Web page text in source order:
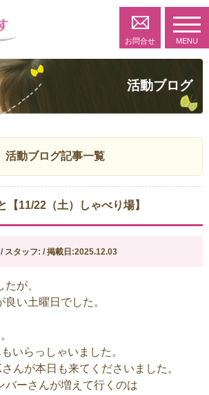
お問合せ MENU
活動ブログ
活動ブログ記事一覧
【11/22（土）しゃべり場】
スタッフ: / 掲載日:2025.12.03
が、
い土曜日でした。
いらっしゃいました。
んが本日も来てくださいました。
バーさんが増えて行くのは